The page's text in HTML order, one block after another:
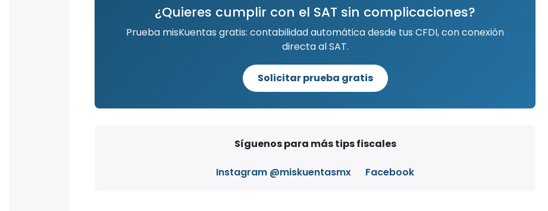
¿Quieres cumplir con el SAT sin complicaciones?
Prueba misKuentas gratis: contabilidad automática desde tus CFDI, con conexión
directa al SAT.
Solicitar prueba gratis
Síguenos para más tips fiscales
Instagram @miskuentasmx Facebook